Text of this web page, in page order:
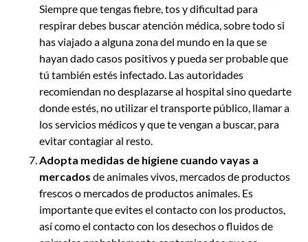
Siempre que tengas fiebre, tos y dificultad para
respirar debes buscar atención médica, sobre todo si
has viajado a alguna zona del mundo en la que se
hayan dado casos positivos y pueda ser probable que
tú también estés infectado. Las autoridades
recomiendan no desplazarse al hospital sino quedarte
donde estés, no utilizar el transporte público, llamar a
los servicios médicos y que te vengan a buscar, para
evitar contagiar al resto.
Adopta medidas de higiene cuando vayas a
mercados de animales vivos, mercados de productos
frescos o mercados de productos animales. Es
importante que evites el contacto con los productos,
así como el contacto con los desechos o fluidos de